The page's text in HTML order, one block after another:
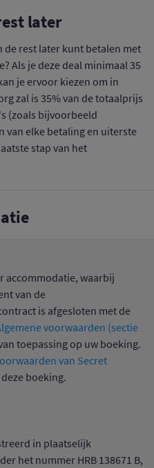
later
de rest later kunt betalen met
Als je deze deal minimaal 35
je ervoor kiezen om in
zal is 35% van de totaalprijs
(zoals bijvoorbeeld
van elke betaling en uiterste
stap van het
accommodatie, waarbij
van de
is afgesloten met de
voorwaarden (sectie
toepassing op uw boeking.
van Secret
boeking.
in plaatselijk
het nummer HRB 138671 B,